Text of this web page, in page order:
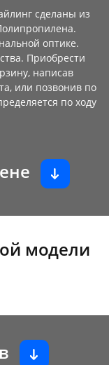
сделаны из
оптике.
Приобрести
написав
или позвонив по
по ходу
модели